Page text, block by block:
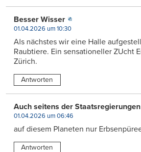
Besser Wisser
01.04.2026 um 10:30
Als nächstes wir eine Halle
Raubtiere. Ein sensationeller ZUcht
Zürich.
Antworten
Auch seitens der
01.04.2026 um 06:46
auf diesem Planeten nur
Antworten